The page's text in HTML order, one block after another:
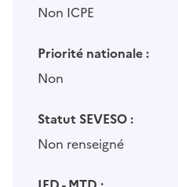
Non ICPE
Priorité nationale :
Non
Statut SEVESO :
Non renseigné